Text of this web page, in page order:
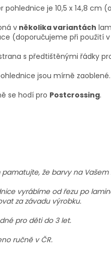
pohlednice je 10,5 x 14,8 cm
vněkolika variantách
(doporučujeme při použití
s předtištěnými řádky
jsou mírně zaoblené.
se hodí pro Postcrossing.
pamatujte, že barvy na
vyrábíme od řezu po
za závadu výrobku.
pro děti do 3 let.
ručně v ČR.